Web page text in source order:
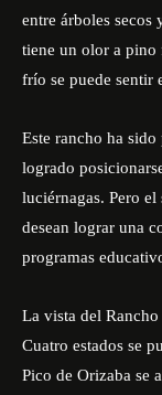
entre árboles secos
tiene un olor a pino
frío se puede sentir
Este rancho ha
logrado
luciérnagas. Pero
desean lograr una
programas
La vista del
Cuatro estados se
Pico de Orizaba se